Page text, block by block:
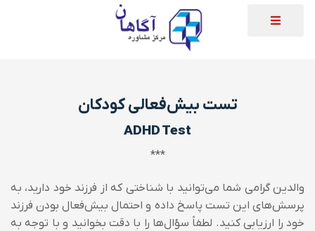
تست بیش‌فعالی کودکان
ADHD Test
***
والدین گرامی شما می‌توانید با شناختی که از فرزند خود دارید، به
پرسش‌های این تست پاسخ داده و احتمال بیش‌فعال بودن فرزند
خود را ارزیابی کنید. لطفاً سؤال‌ها را با دقت بخوانید و با توجه به